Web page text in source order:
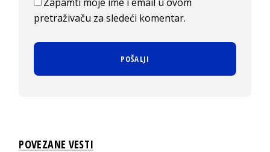
pretraživaču za sledeći komentar.
POVEZANE VESTI